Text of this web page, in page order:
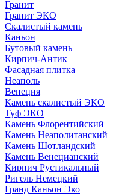
Гранит
Гранит ЭКО
Скалистый камень
Каньон
Бутовый камень
Кирпич-Антик
Фасадная плитка
Неаполь
Венеция
Камень скалистый ЭКО
Туф ЭКО
Камень Флорентийский
Камень Неаполитанский
Камень Шотландский
Камень Венецианский
Кирпич Рустикальный
Ригель Немецкий
Гранд Каньон Эко